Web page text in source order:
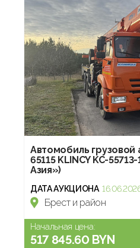
Автомобиль грузовой
65115 KLINCY KC-
Азия»)
ДАТА АУКЦИОНА
Брест и район
Начальная цена:
517 845.60 BYN